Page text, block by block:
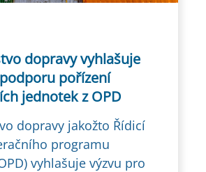
dopravy vyhlašuje
pořízení
jednotek z OPD
dopravy jakožto Řídicí
programu
vyhlašuje výzvu pro